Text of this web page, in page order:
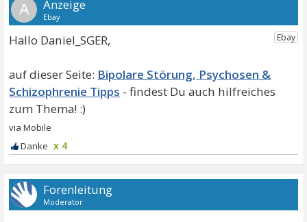
A
Hallo Daniel_SGER,
Bipolare Störung, Psychosen &
Schizophrenie Tipps
x 4
Forenleitung
Moderator